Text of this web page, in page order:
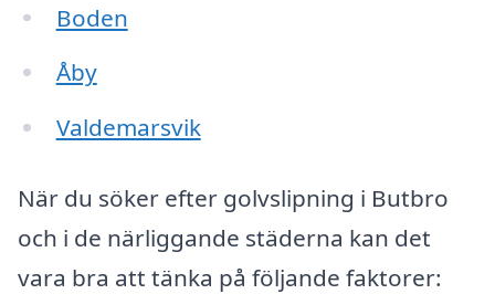
Boden
Åby
Valdemarsvik
När du söker efter golvslipning i Butbro
och i de närliggande städerna kan det
vara bra att tänka på följande faktorer: